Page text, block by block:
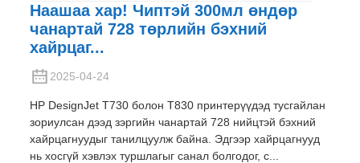
Наашаа хар! Чиптэй 300мл өндөр
чанартай 728 төрлийн бэхний
хайрцаг...
2025-04-24
HP DesignJet T730 болон T830 принтерүүдэд тусгайлан
зориулсан дээд зэргийн чанартай 728 нийцтэй бэхний
хайрцагнуудыг танилцуулж байна. Эдгээр хайрцагнууд
нь хосгүй хэвлэх туршлагыг санал болгодог, c...